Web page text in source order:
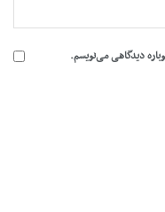
دیدگاهی می‌نویسم.